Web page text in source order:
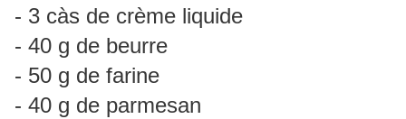
- 3 càs de crème liquide
- 40 g de beurre
- 50 g de farine
- 40 g de parmesan